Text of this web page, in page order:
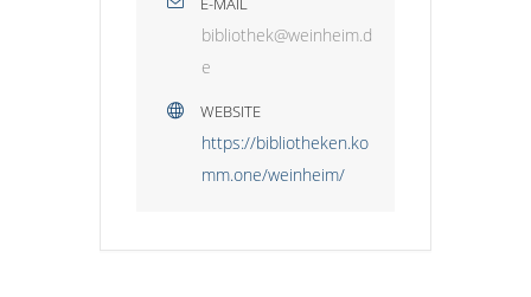
bibliothek@weinheim.d
e
WEBSITE
https://bibliotheken.ko
mm.one/weinheim/